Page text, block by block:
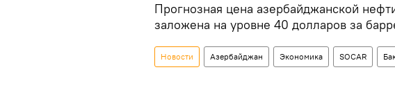
Прогнозная цена азербайджанской
заложена на уровне 40 долларов за
Новости Азербайджан Экономика SOCAR